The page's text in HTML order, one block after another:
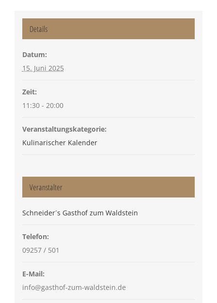
Details
Datum:
15. Juni 2025
Zeit:
11:30 - 20:00
Veranstaltungskategorie:
Kulinarischer Kalender
Veranstalter
Schneider´s Gasthof zum Waldstein
Telefon:
09257 / 501
E-Mail:
info@gasthof-zum-waldstein.de